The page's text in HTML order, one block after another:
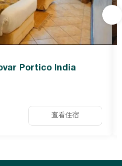
Portico India
查看住宿